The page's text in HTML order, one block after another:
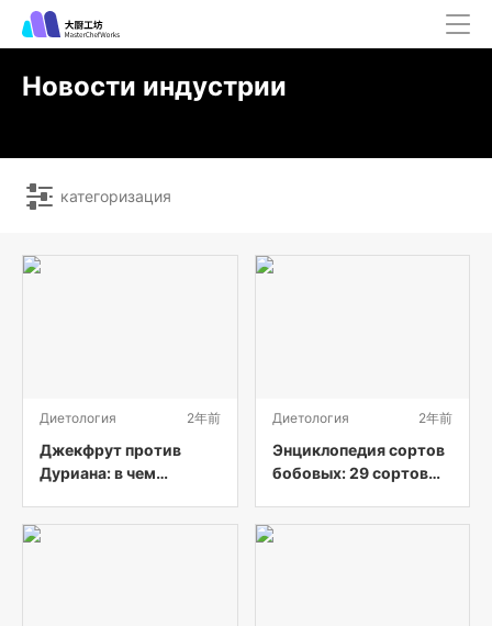
Новости индустрии
категоризация
Диетология 2年前
Джекфрут против
Дуриана: в чем
Диетология 2年前
Энциклопедия сортов
бобовых: 29 сортов